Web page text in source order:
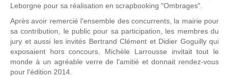
Leborgne pour sa réalisation en scrapbooking "Ombrages".
Après avoir remercié l'ensemble des concurrents, la mairie pour
sa contribution, le public pour sa participation, les membres du
jury et aussi les invités Bertrand Clément et Didier Goguilly qui
exposaient hors concours, Michèle Larrousse invitait tout le
monde à un agréable verre de l'amitié et donnait rendez-vous
pour l'édition 2014.